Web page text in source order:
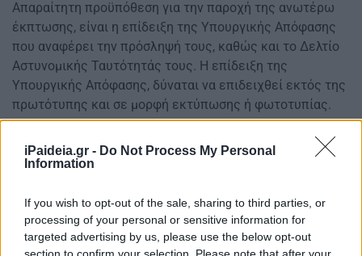
iPaideia.gr - Do Not Process My Personal
Information
If you wish to opt-out of the sale, sharing to third parties, or
processing of your personal or sensitive information for
targeted advertising by us, please use the below opt-out
section to confirm your selection. Please note that after your
Απαραίτητη προϋπόθεση για την παροχή της ανωτέρω
έκπτωσης, είναι η επίδειξη της Υπουργικής Απόφασης
που αναφέρει την πρόσληψή τους, καθώς και το Δελτίο
Αστυνομικής Ταυτότητάς τους. Η επίδειξη της
Υπουργικής Απόφασης, δύναται να επιδειχθεί εκτός της
πρωτότυπης και σε μορφή εκτύπωσης ή φωτοτυπίας.
Για την παροχή έκπτωσης, απαιτείται Αριθμός Εντολής,
επιλέγοντας την έκπτωση«Η.Ο. ΑΝΑΠΛ.ΚΑΘΗΓΗΤΕΣ
Dodekanisos Seaways
Έκπτωση 50% στους αναπληρωτές εκπαιδευτικούς (στα